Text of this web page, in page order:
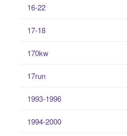
16-22
17-18
170kw
17run
1993-1996
1994-2000